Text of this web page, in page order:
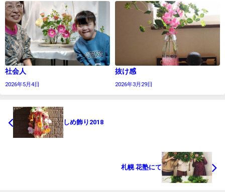
社会人
2026年5月4日
抜け感
2026年3月29日
しめ飾り2018
札幌 花塾にて